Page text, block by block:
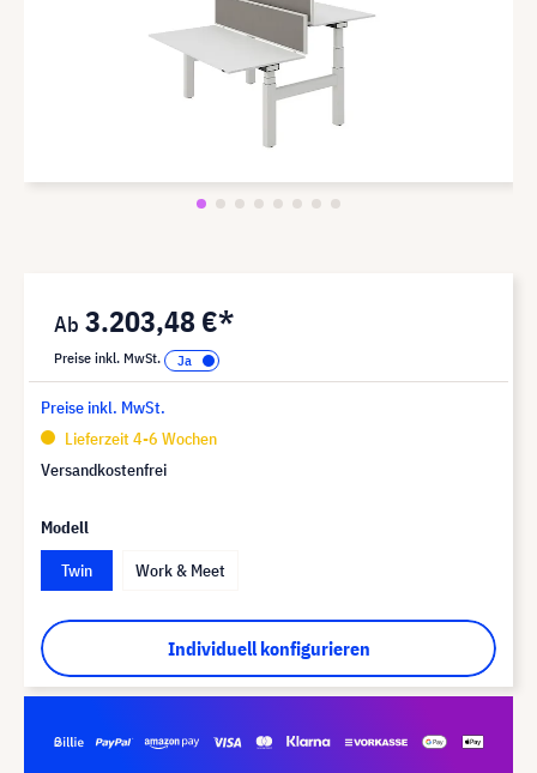
3.203,48 €*
Preise inkl. MwSt.
Preise inkl. MwSt.
Lieferzeit 4-6 Wochen
Versandkostenfrei
Modell
Twin
Work & Meet
Individuell konfigurieren